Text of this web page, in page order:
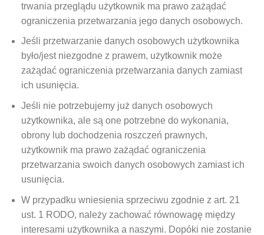
trwania przeglądu użytkownik ma prawo zażądać
ograniczenia przetwarzania jego danych osobowych.
Jeśli przetwarzanie danych osobowych użytkownika
było/jest niezgodne z prawem, użytkownik może
zażądać ograniczenia przetwarzania danych zamiast
ich usunięcia.
Jeśli nie potrzebujemy już danych osobowych
użytkownika, ale są one potrzebne do wykonania,
obrony lub dochodzenia roszczeń prawnych,
użytkownik ma prawo zażądać ograniczenia
przetwarzania swoich danych osobowych zamiast ich
usunięcia.
W przypadku wniesienia sprzeciwu zgodnie z art. 21
ust. 1 RODO, należy zachować równowagę między
interesami użytkownika a naszymi. Dopóki nie zostanie